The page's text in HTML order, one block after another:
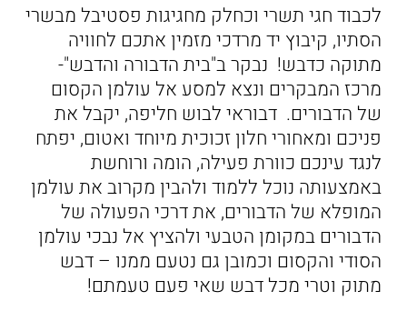
לכבוד חגי תשרי וכחלק מחגיגות פסטיבל מבשרי
הסתיו, קיבוץ יד מרדכי מזמין אתכם לחוויה
מתוקה כדבש! נבקר ב"בית הדבורה והדבש"-
מרכז המבקרים ונצא למסע אל עולמן הקסום
של הדבורים. דבוראי לבוש חליפה, יקבל את
פניכם ומאחורי חלון זכוכית מיוחד ואטום, יפתח
לנגד עינכם כוורת פעילה, הומה ורוחשת
באמצעותה נוכל ללמוד ולהבין מקרוב את עולמן
המופלא של הדבורים, את דרכי הפעולה של
הדבורים במקומן הטבעי ולהציץ אל נבכי עולמן
הסודי והקסום וכמובן גם נטעם ממנו – דבש
מתוק וטרי מכל דבש שאי פעם טעמתם!